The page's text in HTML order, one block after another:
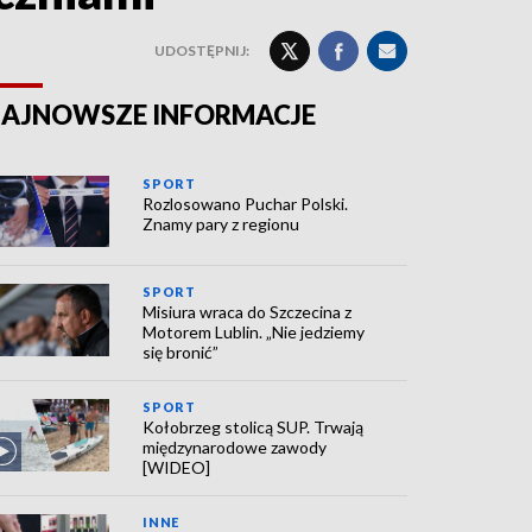
UDOSTĘPNIJ:
INFORMACJE
SPORT
Rozlosowano Puchar Polski.
Znamy pary z regionu
SPORT
Misiura wraca do Szczecina z
Motorem Lublin. „Nie jedziemy
się bronić”
SPORT
Kołobrzeg stolicą SUP. Trwają
międzynarodowe zawody
[WIDEO]
INNE